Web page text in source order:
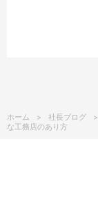
ホーム 社長ブログ
な工務店のあり方